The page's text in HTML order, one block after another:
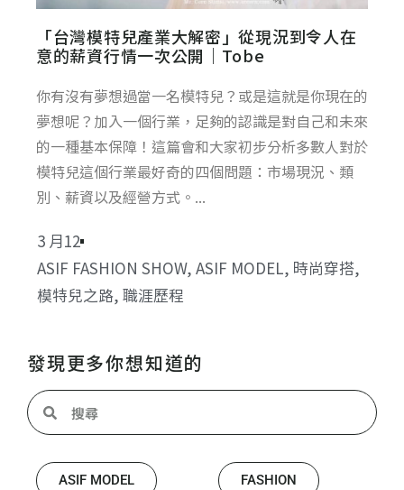
「台灣模特兒產業大解密」從現況到令人在
意的薪資行情一次公開｜Tobe
你有沒有夢想過當一名模特兒？或是這就是你現在的
夢想呢？加入一個行業，足夠的認識是對自己和未來
的一種基本保障！這篇會和大家初步分析多數人對於
模特兒這個行業最好奇的四個問題：市場現況、類
別、薪資以及經營方式。...
3 月12
ASIF FASHION SHOW, ASIF MODEL, 時尚穿搭,
模特兒之路, 職涯歷程
發現更多你想知道的
ASIF MODEL FASHION